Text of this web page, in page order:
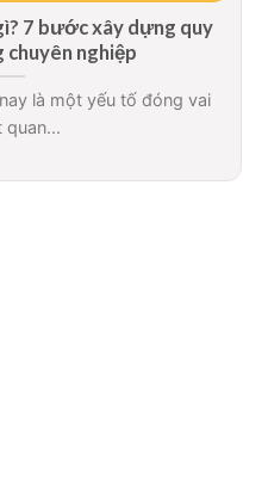
7 bước xây dựng quy
chuyên nghiệp
là một yếu tố đóng vai
quan...